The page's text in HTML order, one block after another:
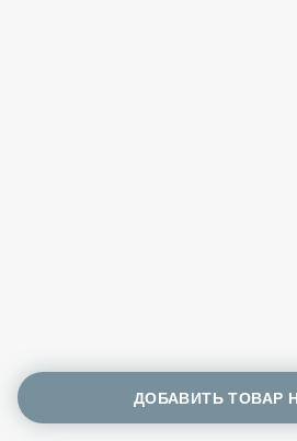
ДОБАВИТЬ ТОВАР